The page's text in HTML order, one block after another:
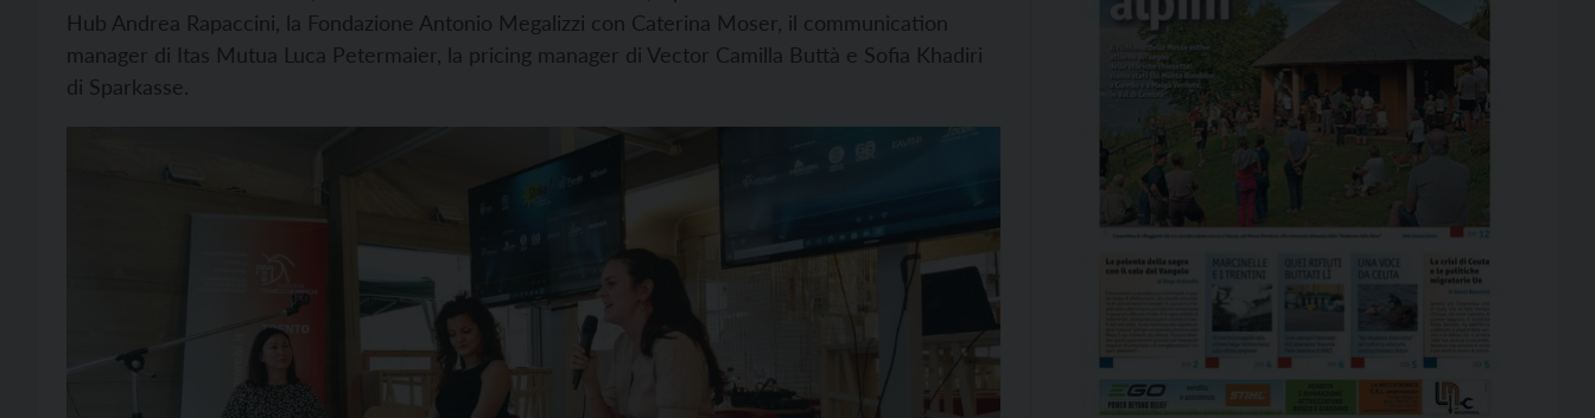
Hub Andrea Rapaccini, la Fondazione Antonio Megalizzi con Caterina Moser, il communication
manager di Itas Mutua Luca Petermaier, la pricing manager di Vector Camilla Buttà e Sofia Khadiri
di Sparkasse.